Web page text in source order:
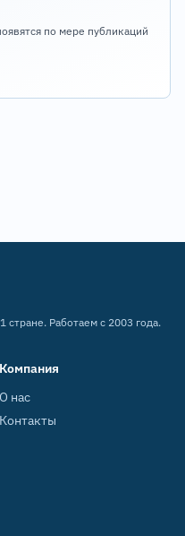
по мере публикаций
стране. Работаем с 2003 года.
Компания
О нас
Контакты